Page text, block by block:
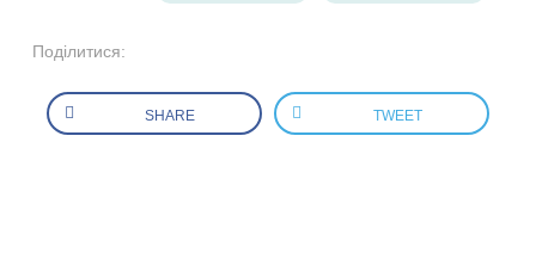
Поділитися:
SHARE TWEET